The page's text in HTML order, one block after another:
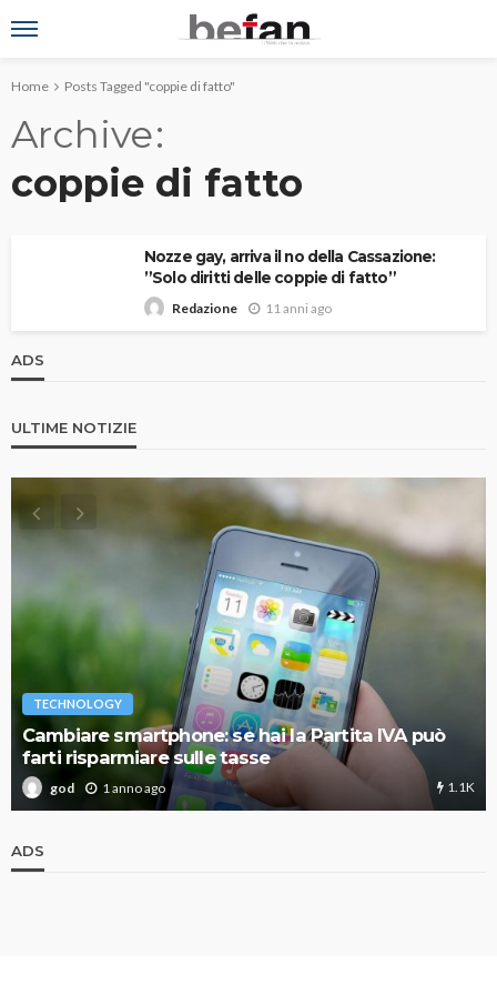
Home Posts Tagged "coppie di fatto"
Archive
coppie di fatto
Nozze gay, arriva il no della Cassazione:
”Solo diritti delle coppie di fatto”
Redazione 11 anni ago
ADS
ULTIME NOTIZIE
TECHNOLOGY
Cambiare smartphone: se hai la Partita IVA può
farti risparmiare sulle tasse
god 1 anno ago 1.1K
ADS